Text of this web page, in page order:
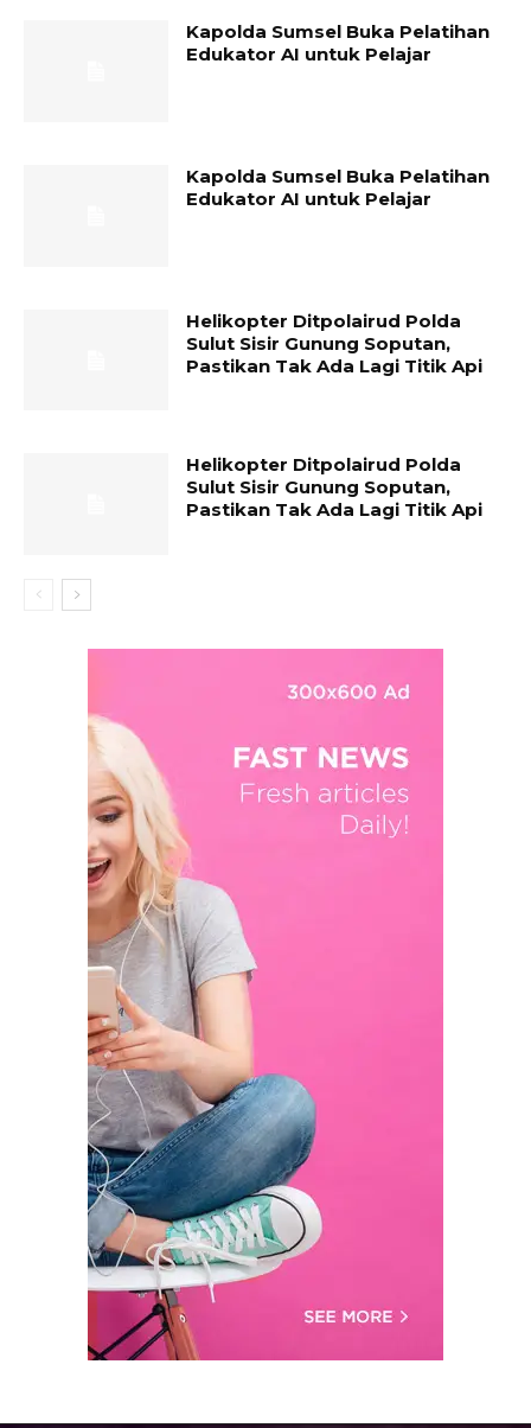
Kapolda Sumsel Buka Pelatihan
Edukator AI untuk Pelajar
Kapolda Sumsel Buka Pelatihan
Edukator AI untuk Pelajar
Helikopter Ditpolairud Polda
Sulut Sisir Gunung Soputan,
Pastikan Tak Ada Lagi Titik Api
Helikopter Ditpolairud Polda
Sulut Sisir Gunung Soputan,
Pastikan Tak Ada Lagi Titik Api